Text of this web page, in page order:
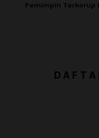
Pemimpin Terkorup